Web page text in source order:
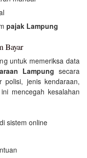
pajak Lampung
Bayar
untuk memeriksa data
Lampung secara
polisi, jenis kendaraan,
mencegah kesalahan
sistem online